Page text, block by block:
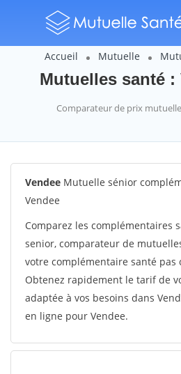
Accueil Mutuelle
Mutuelles santé :
Comparateur de prix
Vendee Mutuelle sénior
Vendee
Comparez les complémentaires
senior, comparateur de
votre complémentaire santé pas
Obtenez rapidement le tarif de
adaptée à vos besoins dans
en ligne pour Vendee.